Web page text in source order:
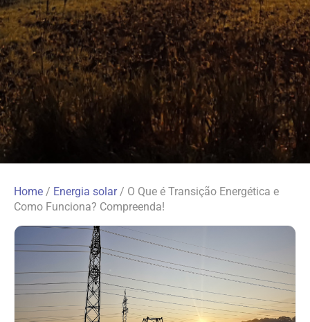
Home / Energia solar/ O Que é Transição Energética e
Como Funciona? Compreenda!